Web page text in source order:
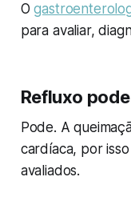
O
para avaliar,
Refluxo
Pode. A
cardíaca, por
avaliados.